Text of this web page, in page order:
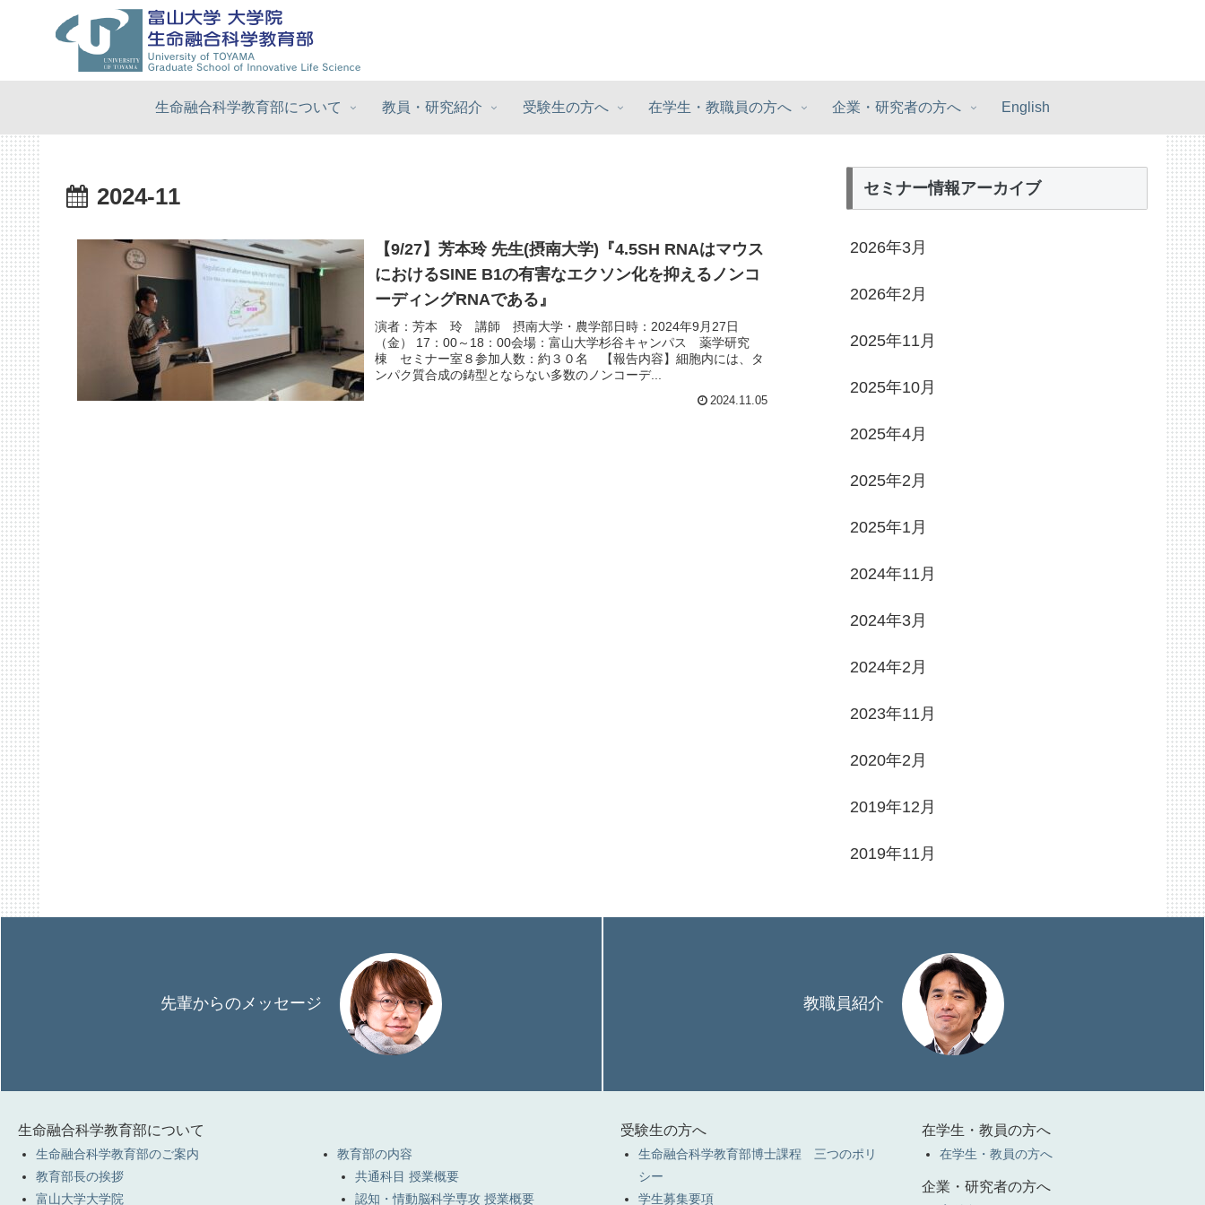
生命融合科学教育部について 教員・研究紹介 受験生の方へ 在学生・教職員の方へ 企業・研究者の方へ English
2024-11
【9/27】芳本玲 先生(摂南大学)『4.5SH RNAはマウス
におけるSINE B1の有害なエクソン化を抑えるノンコ
ーディングRNAである』
演者：芳本 玲 講師 摂南大学・農学部日時：2024年9月27日
（金） 17：00～18：00会場：富山大学杉谷キャンパス 薬学研究
棟 セミナー室８参加人数：約３０名 【報告内容】細胞内には、タ
ンパク質合成の鋳型とならない多数のノンコーデ...
2024.11.05
セミナー情報アーカイブ
2026年3月
2026年2月
2025年11月
2025年10月
2025年4月
2025年2月
2025年1月
2024年11月
2024年3月
2024年2月
2023年11月
2020年2月
2019年12月
2019年11月
先輩からのメッセージ 教職員紹介
生命融合科学教育部について
生命融合科学教育部のご案内
教育部長の挨拶
富山大学大学院
教育部の内容
共通科目 授業概要
認知・情動脳科学専攻 授業概要
受験生の方へ
生命融合科学教育部博士課程 三つのポリ
シー
学生募集要項
在学生・教員の方へ
在学生・教員の方へ
企業・研究者の方へ